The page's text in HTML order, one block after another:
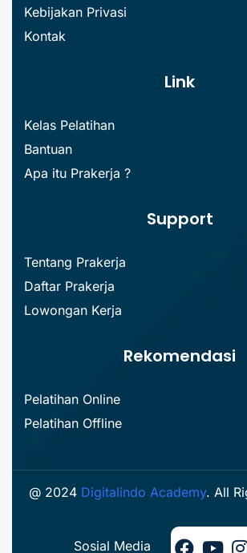
Kebijakan Privasi
Kontak
Link
Kelas Pelatihan
Bantuan
Apa itu Prakerja ?
Support
Tentang Prakerja
Daftar Prakerja
Lowongan Kerja
Rekomendasi
Pelatihan Online
Pelatihan Offline
@ 2024 Digitalindo Academy. All
Sosial Media